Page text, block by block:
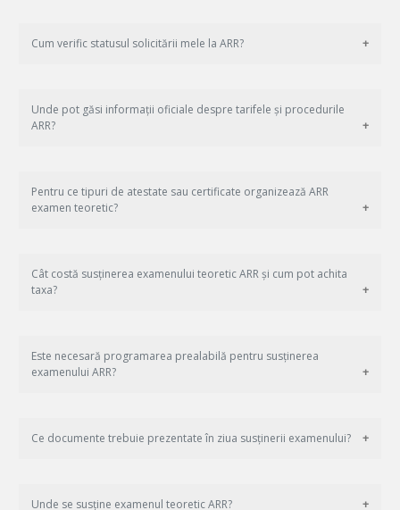
Cum verific statusul solicitării mele la ARR?
Unde pot găsi informații oficiale despre tarifele și procedurile
ARR?
Pentru ce tipuri de atestate sau certificate organizează ARR
examen teoretic?
Cât costă susținerea examenului teoretic ARR și cum pot achita
taxa?
Este necesară programarea prealabilă pentru susținerea
examenului ARR?
Ce documente trebuie prezentate în ziua susținerii examenului?
Unde se susține examenul teoretic ARR?